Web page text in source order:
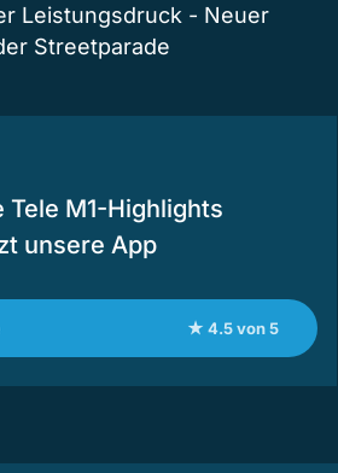
Leistungsdruck - Neuer
Streetparade
Tele M1-Highlights
unsere App
★ 4.5 von 5